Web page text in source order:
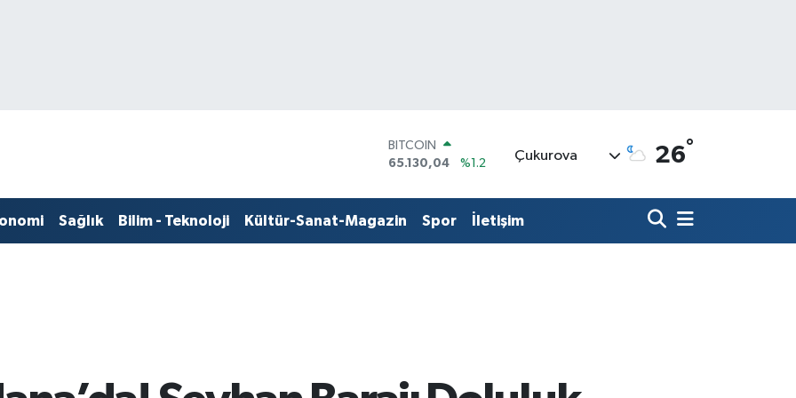
DOLAR
55,1652
%0.27
STERLİN
Çukurova 26°
Sağlık Bilim - Teknoloji Kültür-Sanat-Magazin Spor İletişim